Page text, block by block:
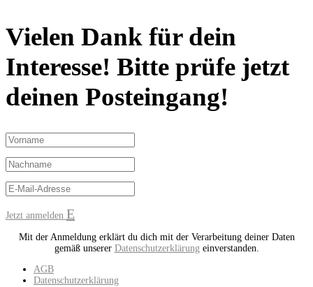
Vielen Dank für dein
Interesse! Bitte prüfe jetzt
deinen Posteingang!
Jetzt anmelden
Mit der Anmeldung erklärt du dich mit der Verarbeitung deiner Daten
gemäß unserer Datenschutzerklärungeinverstanden.
AGB
Datenschutzerklärung